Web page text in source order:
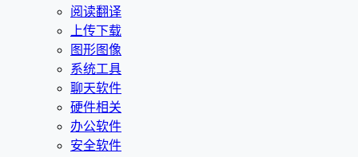
阅读翻译
上传下载
图形图像
系统工具
聊天软件
硬件相关
办公软件
安全软件